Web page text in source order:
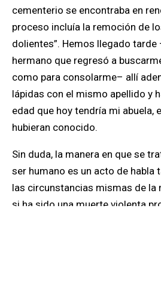
cementerio se encontraba en
proceso incluía la remoción de
dolientes”. Hemos llegado tarde
hermano que regresó a
como para consolarme– allí
lápidas con el mismo apellido y
edad que hoy tendría mi abuela,
hubieran conocido.
Sin duda, la manera en que se trata el cadáver de un
ser humano es un acto de habla
las circunstancias mismas de la
si ha sido una muerte violenta